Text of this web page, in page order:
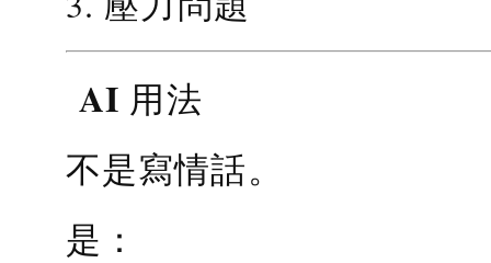
AI 用法
不是寫情話。
是：